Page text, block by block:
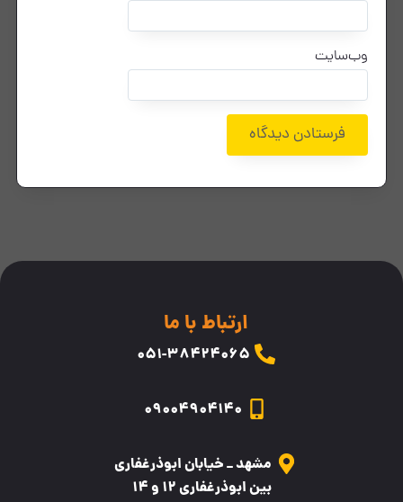
وب‌سایت
ارتباط با ما
۰5۱-38424065
09004904140
مشهد _ خیابان ابوذرغفاری
بین ابوذرغفاری 12 و 14